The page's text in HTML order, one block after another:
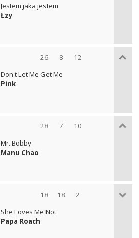
Jestem jaka jestem
Łzy
26 8 12
Don't Let Me Get Me
Pink
28 7 10
Mr. Bobby
Manu Chao
18 18 2
She Loves Me Not
Papa Roach